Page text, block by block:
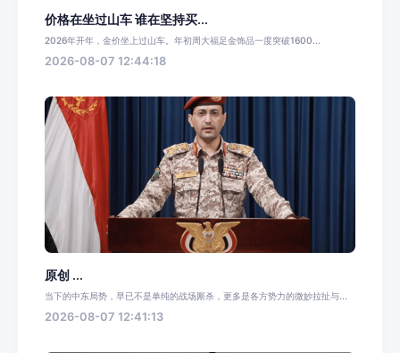
价格在坐过山车 谁在坚持买...
2026年开年，金价坐上过山车。年初周大福足金饰品一度突破1600...
2026-08-07 12:44:18
原创 ...
当下的中东局势，早已不是单纯的战场厮杀，更多是各方势力的微妙拉扯与...
2026-08-07 12:41:13